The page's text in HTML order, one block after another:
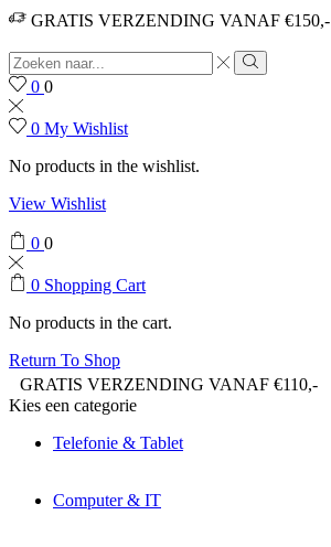
GRATIS VERZENDING VANAF €150,-
0 0
0 My Wishlist
No products in the wishlist.
View Wishlist
0 0
0 Shopping Cart
No products in the cart.
Return To Shop
GRATIS VERZENDING VANAF €110,-
Kies een categorie
Telefonie & Tablet
Computer & IT